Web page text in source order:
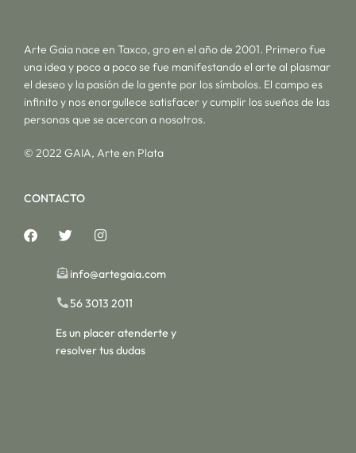
Arte Gaia nace en Taxco, gro en el año de 2001. Primero fue
una idea y poco a poco se fue manifestando el arte al plasmar
el deseo y la pasión de la gente por los símbolos. El campo es
infinito y nos enorgullece satisfacer y cumplir los sueños de las
personas que se acercan a nosotros.
© 2022 GAIA, Arte en Plata
CONTACTO
info@artegaia.com
56 3013 2011
Es un placer atenderte y
resolver tus dudas